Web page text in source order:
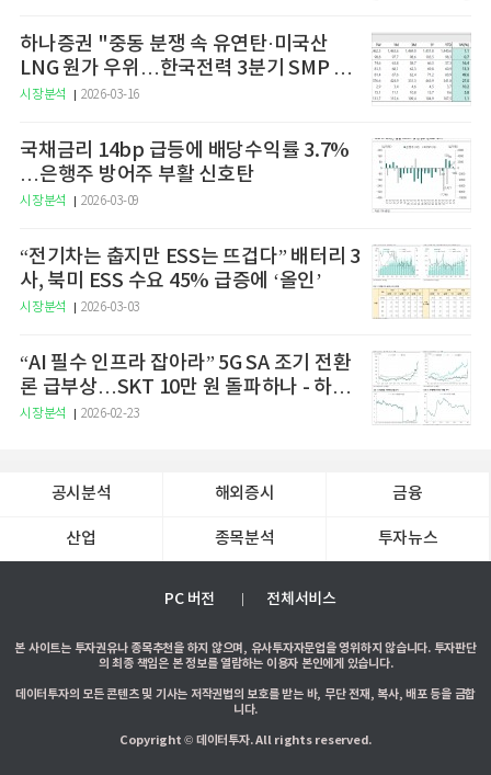
하나증권 "중동 분쟁 속 유연탄·미국산
LNG 원가 우위…한국전력 3분기 SMP 상
승 전망"
시장분석 2026-03-16
국채금리 14bp 급등에 배당수익률 3.7%
…은행주 방어주 부활 신호탄
시장분석 2026-03-09
“전기차는 춥지만 ESS는 뜨겁다” 배터리 3
사, 북미 ESS 수요 45% 급증에 ‘올인’
시장분석 2026-03-03
“AI 필수 인프라 잡아라” 5G SA 조기 전환
론 급부상…SKT 10만 원 돌파하나 - 하나
증권
시장분석 2026-02-23
공시분석 해외증시 금융
산업 종목분석 투자뉴스
PC 버전 전체서비스
본 사이트는 투자권유나 종목추천을 하지 않으며, 유사투자자문업을 영위하지 않습니다. 투자판단
의 최종 책임은 본 정보를 열람하는 이용자 본인에게 있습니다.
데이터투자의 모든 콘텐츠 및 기사는 저작권법의 보호를 받는 바, 무단 전재, 복사, 배포 등을 금합
니다.
Copyright © 데이터투자. All rights reserved.